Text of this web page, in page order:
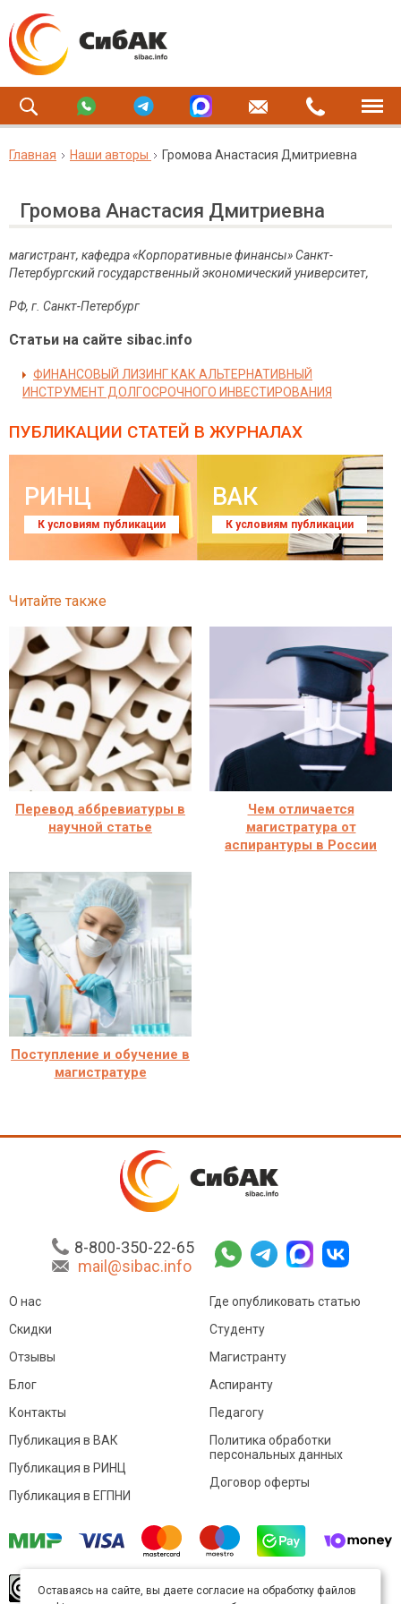
Главная Наши авторы Громова Анастасия Дмитриевна
Громова Анастасия Дмитриевна
магистрант, кафедра «Корпоративные финансы» Санкт-
Петербургский государственный экономический университет,
РФ, г. Санкт-Петербург
Статьи на сайте sibac.info
ФИНАНСОВЫЙ ЛИЗИНГ КАК АЛЬТЕРНАТИВНЫЙ
ИНСТРУМЕНТ ДОЛГОСРОЧНОГО ИНВЕСТИРОВАНИЯ
ПУБЛИКАЦИИ СТАТЕЙ В ЖУРНАЛАХ
РИНЦ
К условиям публикации
ВАК
К условиям публикации
Читайте также
Перевод аббревиатуры в
научной статье
Чем отличается
магистратура от
аспирантуры в России
Поступление и обучение в
магистратуре
8-800-350-22-65
mail@sibac.info
О нас
Скидки
Отзывы
Блог
Контакты
Где опубликовать статью
Студенту
Магистранту
Аспиранту
Педагогу
Публикация в ВАК
Публикация в РИНЦ
Публикация в ЕГПНИ
Политика обработки
персональных данных
Договор оферты
произведение доступно полицензии Creative
Оставаясь на сайте, вы даете согласие на обработку файлов